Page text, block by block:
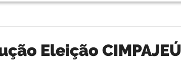
Eleição CIMPAJEÚ